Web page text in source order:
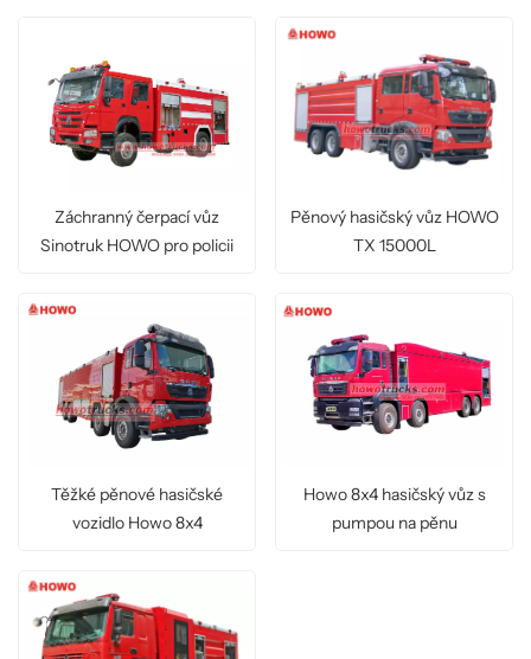
Záchranný čerpací vůz
Sinotruk HOWO pro policii
Pěnový hasičský vůz HOWO
TX 15000L
Těžké pěnové hasičské
vozidlo Howo 8x4
Howo 8x4 hasičský vůz s
pumpou na pěnu